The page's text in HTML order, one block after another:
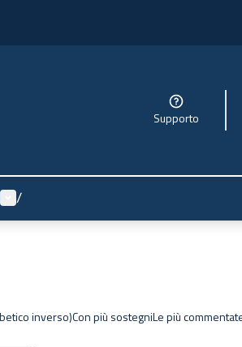
Supporto
Menù utente
/
inverso)Con più sostegniLe più